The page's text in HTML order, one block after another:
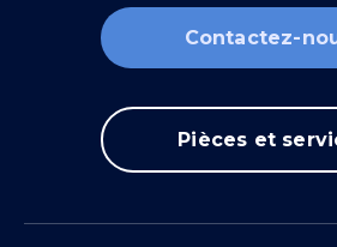
Contactez-
Pièces et